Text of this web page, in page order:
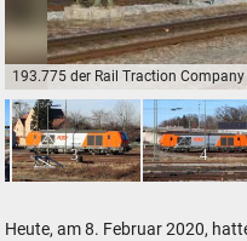
193.775 der Rail Traction
193.775 der Rail Traction Company
3 4
Heute, am 8. Februar 2020,